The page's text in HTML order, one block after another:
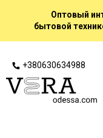
Оптовый
бытовой
+380630634988